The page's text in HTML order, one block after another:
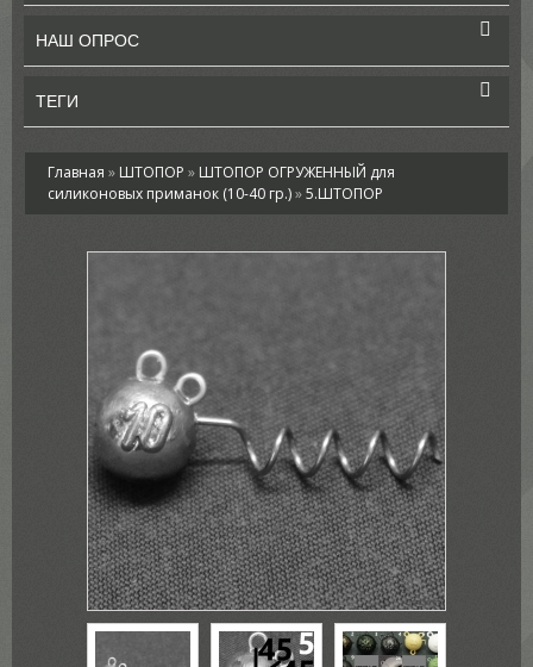
НАШ ОПРОС
ТЕГИ
Главная » ШТОПОР » ШТОПОР ОГРУЖЕННЫЙ для
силиконовых приманок (10-40 гр.) »5.ШТОПОР